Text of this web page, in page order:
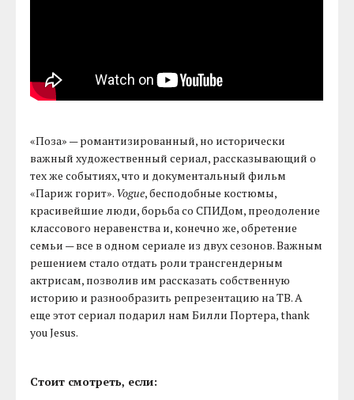
«Поза» — романтизированный, но исторически
важный художественный сериал, рассказывающий о
тех же событиях, что и документальный фильм
«Париж горит». Vogue, бесподобные костюмы,
красивейшие люди, борьба со СПИДом, преодоление
классового неравенства и, конечно же, обретение
семьи — все в одном сериале из двух сезонов. Важным
решением стало отдать роли трансгендерным
актрисам, позволив им рассказать собственную
историю и разнообразить репрезентацию на ТВ. А
еще этот сериал подарил нам Билли Портера, thank
you Jesus.
Стоит смотреть, если: